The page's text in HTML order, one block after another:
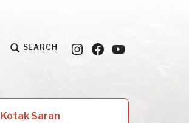
SEARCH Instagram
FacebookYouTube
Kotak Saran